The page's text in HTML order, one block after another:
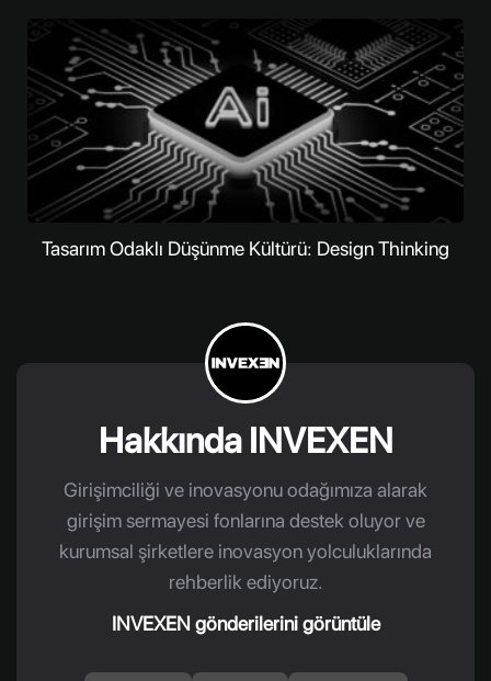
Tasarım Odaklı Düşünme Kültürü: Design Thinking
Hakkında INVEXEN
Girişimciliği ve inovasyonu odağımıza alarak
girişim sermayesi fonlarına destek oluyor ve
kurumsal şirketlere inovasyon yolculuklarında
rehberlik ediyoruz.
INVEXEN gönderilerini görüntüle